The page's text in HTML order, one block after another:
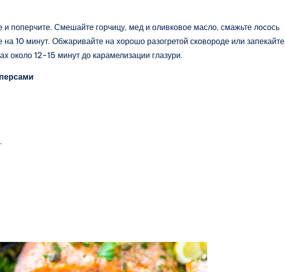
и поперчите. Смешайте горчицу, мед и оливковое масло, смажьте лосось
на 10 минут. Обжаривайте на хорошо разогретой сковороде или запекайте
около 12-15 минут до карамелизации глазури.